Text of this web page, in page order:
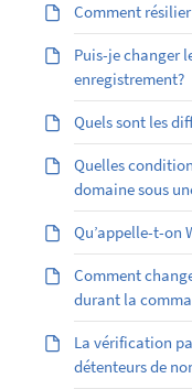
Comment
Puis-je changer
enregistrement?
Quels sont les
Quelles
domaine sous
Qu’appelle-t-on
Comment
durant la
La vérification
détenteurs de